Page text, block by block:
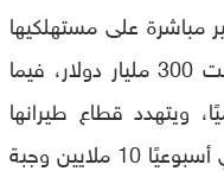
غير مباشرة على مستهلكيها
بـ58 مليار دولار، وخسائر إيرانية بلغت 300 مليار دولار، فيما
يوميًا، ويتهدد قطاع طيرانها
بخسائر 100 مليار دولار، بينما تختفي أسبوعيًا 10 ملايين وجبة